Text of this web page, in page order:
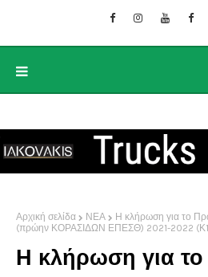
Αρχική σελίδα ΝΕΑ
Η κλήρωση για το
(πρώην ΚΟΡΑΣΙΔΩΝ ΕΠΕΣΘ) 2021-2022
Η κλήρωση για το